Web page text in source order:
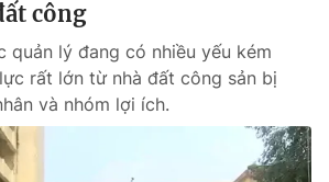
mọi hình thức nếu không có sự chấp
rõ nguồn VTV.vn khi phát hành lại
công
quản lý đang có nhiều yếu kém
rất lớn từ nhà đất công sản bị
và nhóm lợi ích.